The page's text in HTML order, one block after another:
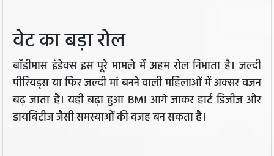
वेट का बड़ा रोल
बॉडीमास इंडेक्स इस पूरे मामले में अहम रोल निभाता है। जल्दी
पीरियड्स या फिर जल्दी मां बनने वाली महिलाओं में अक्सर वजन
बढ़ जाता है। यही बढ़ा हुआ BMI आगे जाकर हार्ट डिजीज और
डायबिटीज जैसी समस्याओं की वजह बन सकता है।